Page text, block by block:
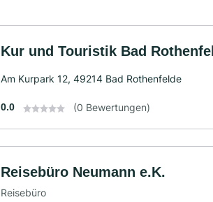
Kur und Touristik Bad
Am Kurpark 12, 49214 Bad Rothenfelde
0.0 (0 Bewertungen)
Reisebüro Neumann e.K.
Reisebüro